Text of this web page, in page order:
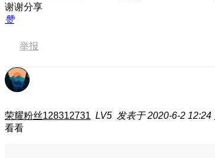
谢谢分享
赞
举报
荣耀粉丝128312731 LV5 发表于 2020-6-2 12:24
看看